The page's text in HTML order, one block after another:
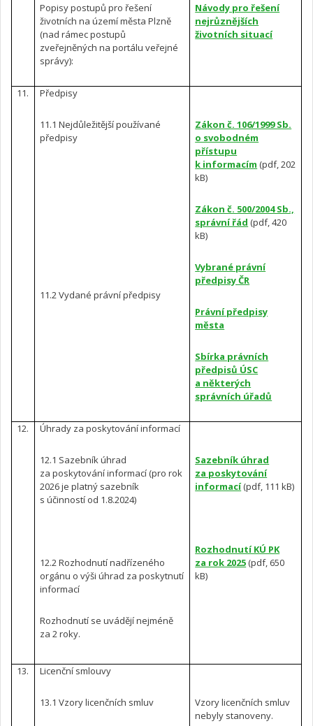
Popisy postupů pro řešení
životních na území města Plzně
(nad rámec postupů
zveřejněných na portálu veřejné
správy):
Návody pro řešení
nejrůznějších
životních situací
11. Předpisy
11.1 Nejdůležitější používané
předpisy
11.2 Vydané právní předpisy
Zákon č. 106/1999 Sb.
o svobodném
přístupu
k informacím (pdf, 202
kB)
Zákon č. 500/2004 Sb.,
správní řád (pdf, 420
kB)
Vybrané právní
předpisy ČR
Právní předpisy
města
Sbírka právních
předpisů ÚSC
a některých
správních úřadů
12. Úhrady za poskytování informací
12.1 Sazebník úhrad
za poskytování informací (pro rok
2026 je platný sazebník
s účinností od 1.8.2024)
12.2 Rozhodnutí nadřízeného
orgánu o výši úhrad za poskytnutí
informací
Rozhodnutí se uvádějí nejméně
za 2 roky.
Sazebník úhrad
za poskytování
informací(pdf, 111 kB)
Rozhodnutí KÚ PK
za rok 2025 (pdf, 650
kB)
13. Licenční smlouvy
13.1 Vzory licenčních smluv
Vzory licenčních smluv
nebyly stanoveny.